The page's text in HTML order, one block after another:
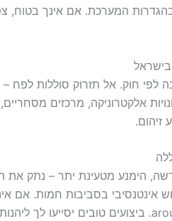
המערכת. אם אינך בטוח,
לפי חוק. אל תזרוק סוללות לפח –
אלקטרוניקה, מרכזים מסחריים,
זיהום.
הימנע מטעינת יתר – נתק
אינטנסיבי בסביבות חמות. אם